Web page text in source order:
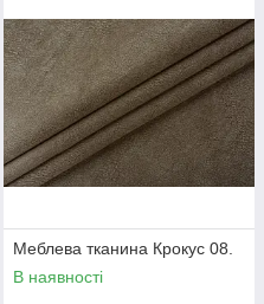
Меблева тканина Крокус 08.
В наявності